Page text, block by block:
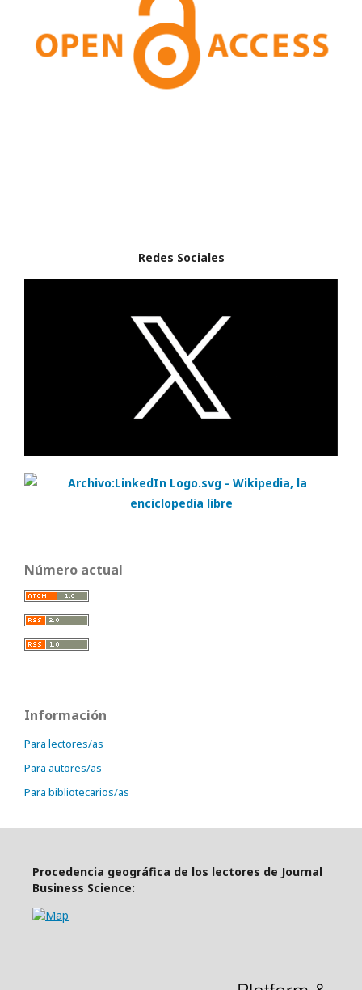
Redes Sociales
Número actual
Información
Para lectores/as
Para autores/as
Para bibliotecarios/as
Procedencia geográfica de los lectores de Journal
Business Science: